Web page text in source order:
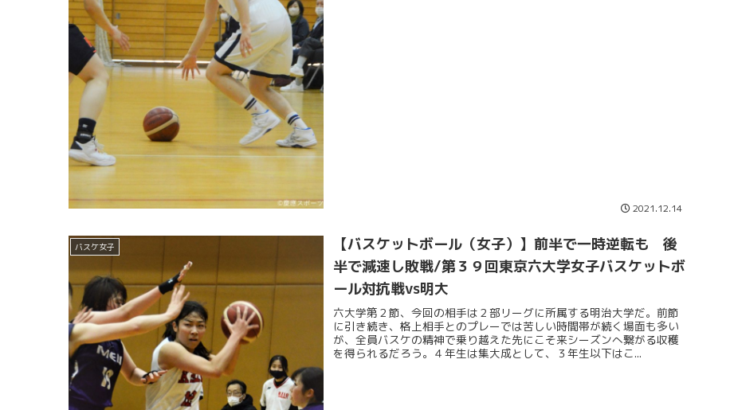
2021.12.14
バスケ女子
【バスケットボール（女子）】前半で一時逆転も 後
半で減速し敗戦/第３９回東京六大学女子バスケットボ
ール対抗戦vs明大
六大学第２節、今回の相手は２部リーグに所属する明治大学だ。前節
に引き続き、格上相手とのプレーでは苦しい時間帯が続く場面も多い
が、全員バスケの精神で乗り越えた先にこそ来シーズンへ繋がる収穫
を得られるだろう。４年生は集大成として、３年生以下はこ...